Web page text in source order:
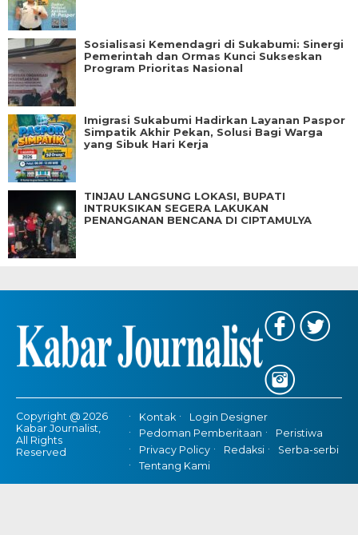
Sosialisasi Kemendagri di Sukabumi: Sinergi
Pemerintah dan Ormas Kunci Sukseskan
Program Prioritas Nasional
Imigrasi Sukabumi Hadirkan Layanan Paspor
Simpatik Akhir Pekan, Solusi Bagi Warga
yang Sibuk Hari Kerja
TINJAU LANGSUNG LOKASI, BUPATI
INTRUKSIKAN SEGERA LAKUKAN
PENANGANAN BENCANA DI CIPTAMULYA
Copyright @ 2026
Kabar Journalist,
All Rights
Reserved
Kontak
Login Designer
Pedoman Pemberitaan
Peristiwa
Privacy Policy
Redaksi
Serba-serbi
Tentang Kami